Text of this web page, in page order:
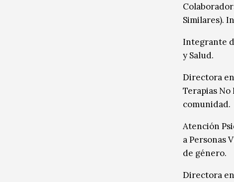
Similares).
Integrante
y Salud.
Directora
Terapias No
comunidad.
Atención
a Personas
de género.
Directora